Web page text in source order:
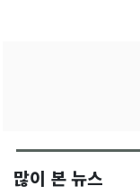
많이 본 뉴스